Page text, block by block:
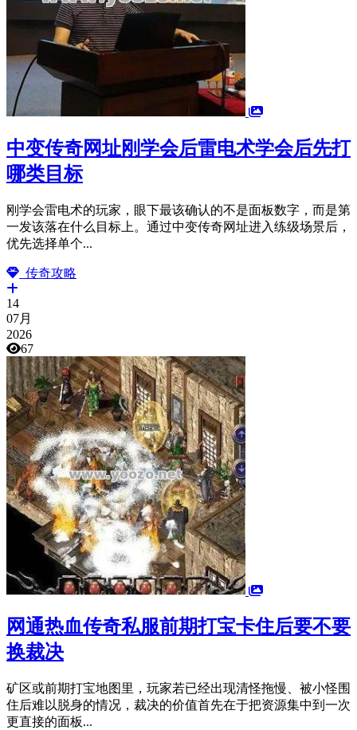
中变传奇网址刚学会后雷电术学会后先打
哪类目标
刚学会雷电术的玩家，眼下最该确认的不是面板数字，而是第
一发该落在什么目标上。通过中变传奇网址进入练级场景后，
优先选择单个...
传奇攻略
14
07月
2026
67
网通热血传奇私服前期打宝卡住后要不要
换裁决
矿区或前期打宝地图里，玩家若已经出现清怪拖慢、被小怪围
住后难以脱身的情况，裁决的价值首先在于把资源集中到一次
更直接的面板...